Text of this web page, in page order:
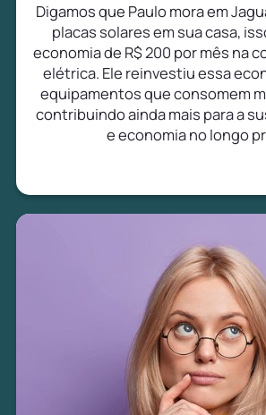
Digamos que Paulo mora em
placas solares em sua casa,
economia de R$ 200 por mês na
elétrica. Ele reinvestiu essa
equipamentos que consomem
contribuindo ainda mais para a
e economia no longo